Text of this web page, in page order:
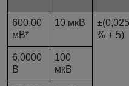
600,00
мВ*
10 мкВ
±(0,025
% + 5)
6,0000
В
100
мкВ